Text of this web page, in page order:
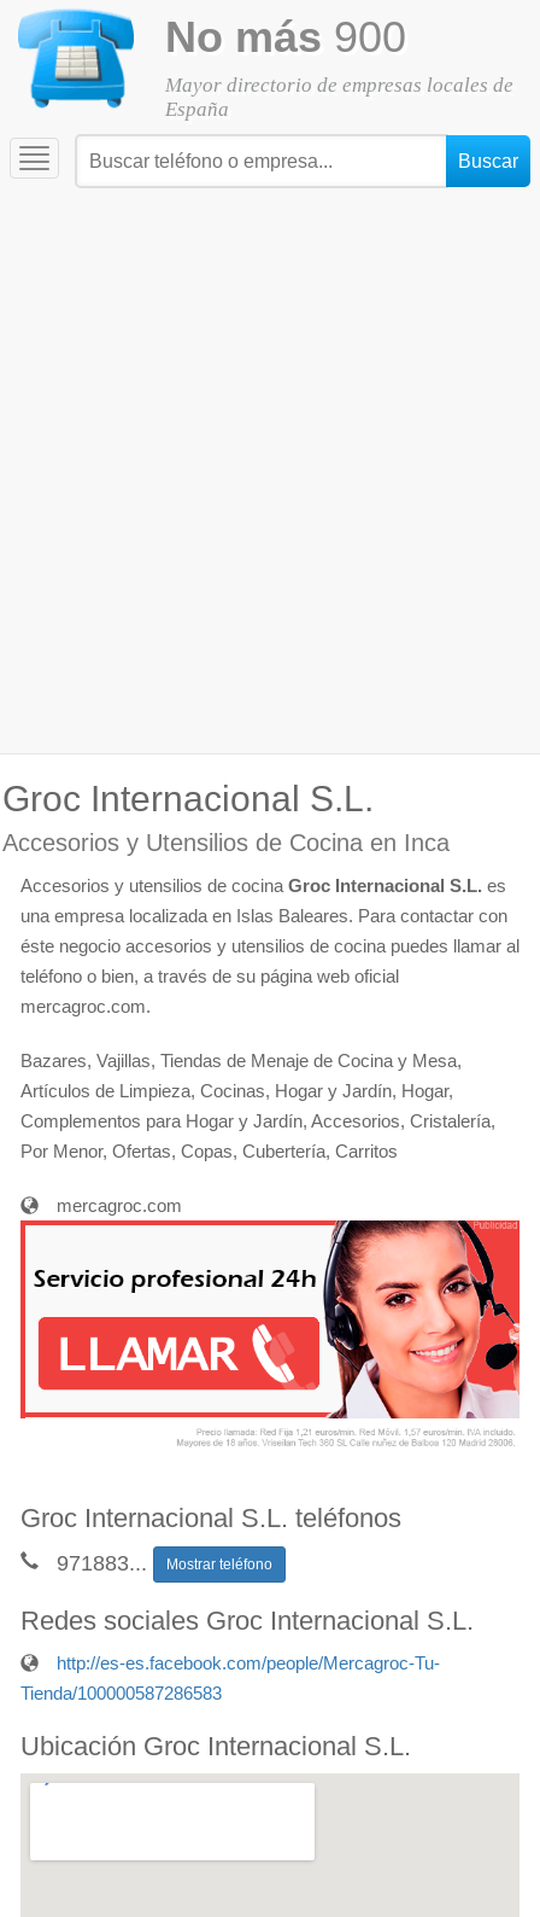
No más 900
Mayor directorio de empresas locales de
España
Toggle
navigation
Groc Internacional S.L.
Accesorios y Utensilios de Cocina en Inca
Accesorios y utensilios de cocina Groc Internacional S.L. es
una empresa localizada en Islas Baleares. Para contactar con
éste negocio accesorios y utensilios de cocina puedes llamar al
teléfono o bien, a través de su página web oficial
mercagroc.com.
Bazares, Vajillas, Tiendas de Menaje de Cocina y Mesa,
Artículos de Limpieza, Cocinas, Hogar y Jardín, Hogar,
Complementos para Hogar y Jardín, Accesorios, Cristalería,
Por Menor, Ofertas, Copas, Cubertería, Carritos
mercagroc.com
Groc Internacional S.L. teléfonos
971883... Mostrar teléfono
Redes sociales Groc Internacional S.L.
http://es-es.facebook.com/people/Mercagroc-Tu-
Tienda/100000587286583
Ubicación Groc Internacional S.L.